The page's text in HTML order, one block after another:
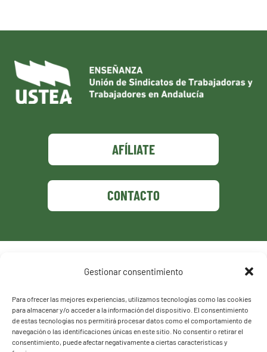
Gestionar consentimiento
Para ofrecer las mejores experiencias, utilizamos tecnologías como las cookies
para almacenar y/o acceder a la información del dispositivo. El consentimiento
de estas tecnologías nos permitirá procesar datos como el comportamiento de
navegación o las identificaciones únicas en este sitio. No consentir o retirar el
consentimiento, puede afectar negativamente a ciertas características y
AFÍLIATE
CONTACTO
Política de privacidad